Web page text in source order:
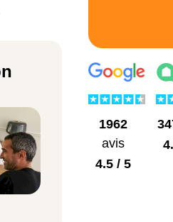
1962
avis
4.5 / 5